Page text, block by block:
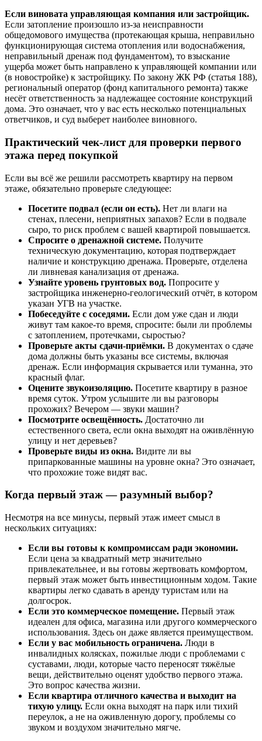
Если виновата управляющая компания или застройщик.
Если затопление произошло из-за неисправности
общедомового имущества (протекающая крыша, неправильно
функционирующая система отопления или водоснабжения,
неправильный дренаж под фундаментом), то взыскание
ущерба может быть направлено к управляющей компании или
(в новостройке) к застройщику. По закону ЖК РФ (статья 188),
региональный оператор (фонд капитального ремонта) также
несёт ответственность за надлежащее состояние конструкций
дома. Это означает, что у вас есть несколько потенциальных
ответчиков, и суд выберет наиболее виновного.
Практический чек-лист для проверки первого
этажа перед покупкой
Если вы всё же решили рассмотреть квартиру на первом
этаже, обязательно проверьте следующее:
Посетите подвал (если он есть). Нет ли влаги на
стенах, плесени, неприятных запахов? Если в подвале
сыро, то риск проблем с вашей квартирой повышается.
Спросите о дренажной системе. Получите
техническую документацию, которая подтверждает
наличие и конструкцию дренажа. Проверьте, отделена
ли ливневая канализация от дренажа.
Узнайте уровень грунтовых вод. Попросите у
застройщика инженерно-геологический отчёт, в котором
указан УГВ на участке.
Побеседуйте с соседями. Если дом уже сдан и люди
живут там какое-то время, спросите: были ли проблемы
с затоплением, протечками, сыростью?
Проверьте акты сдачи-приёмки. В документах о сдаче
дома должны быть указаны все системы, включая
дренаж. Если информация скрывается или туманна, это
красный флаг.
Оцените звукоизоляцию. Посетите квартиру в разное
время суток. Утром услышите ли вы разговоры
прохожих? Вечером — звуки машин?
Посмотрите освещённость. Достаточно ли
естественного света, если окна выходят на оживлённую
улицу и нет деревьев?
Проверьте виды из окна. Видите ли вы
припаркованные машины на уровне окна? Это означает,
что прохожие тоже видят вас.
Когда первый этаж — разумный выбор?
Несмотря на все минусы, первый этаж имеет смысл в
нескольких ситуациях:
Если вы готовы к компромиссам ради экономии.
Если цена за квадратный метр значительно
привлекательнее, и вы готовы жертвовать комфортом,
первый этаж может быть инвестиционным ходом. Такие
квартиры легко сдавать в аренду туристам или на
долгосрок.
Если это коммерческое помещение. Первый этаж
идеален для офиса, магазина или другого коммерческого
использования. Здесь он даже является преимуществом.
Если у вас мобильность ограничена. Люди в
инвалидных колясках, пожилые люди с проблемами с
суставами, люди, которые часто переносят тяжёлые
вещи, действительно оценят удобство первого этажа.
Это вопрос качества жизни.
Если квартира отличного качества и выходит на
тихую улицу. Если окна выходят на парк или тихий
переулок, а не на оживленную дорогу, проблемы со
звуком и воздухом значительно мягче.